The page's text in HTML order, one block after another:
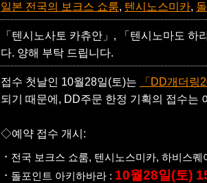
일본 전국의 보크스 쇼룸, 텐시노스미카,
「텐시노사토 카츄안」, 「텐시노마도
다. 양해 부탁 드립니다.
접수 첫날인 10월28일(토)는 「DD개더링
되기 때문에, DD주문 한정 기획의 접수는
◇예약 접수 개시:
전국 보크스 쇼룸, 텐시노스미카, 하비스퀘
돌포인트 아키하바라 : 10월28일(토)